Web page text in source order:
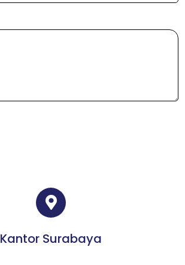
Kantor Surabaya